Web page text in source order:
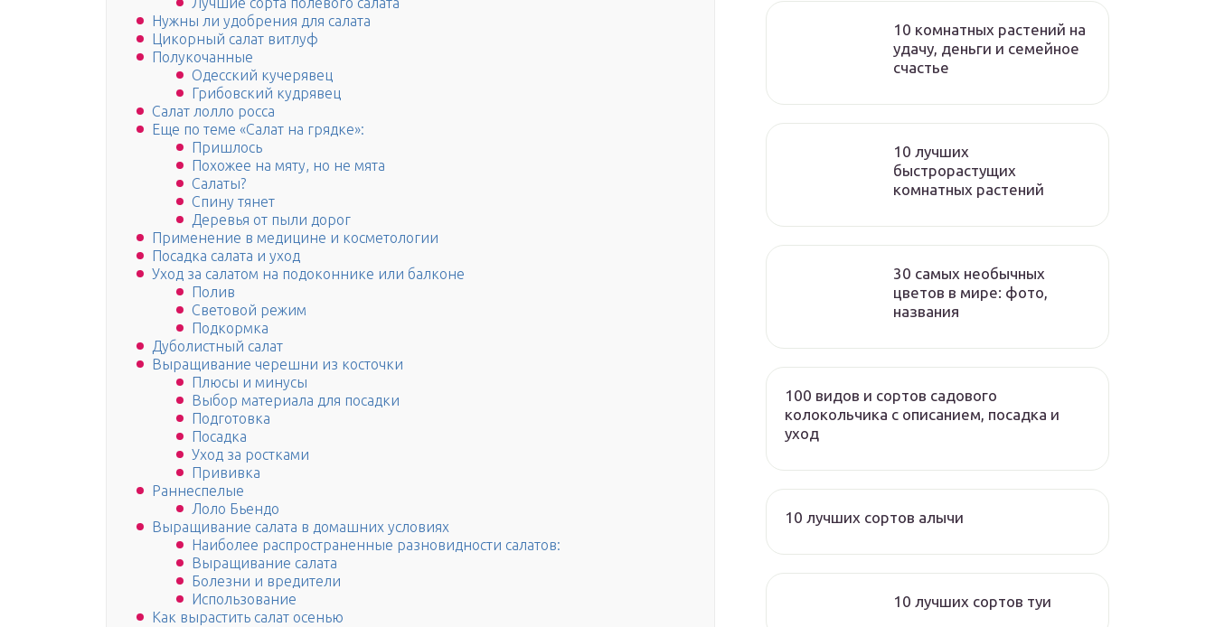
Нужны ли удобрения для салата
Цикорный салат витлуф
Полукочанные
Одесский кучерявец
Грибовский кудрявец
Салат лолло росса
Еще по теме «Салат на грядке»:
Пришлось
Похожее на мяту, но не мята
Салаты?
Спину тянет
Деревья от пыли дорог
Применение в медицине и косметологии
Посадка салата и уход
Уход за салатом на подоконнике или балконе
Полив
Световой режим
Подкормка
Дуболистный салат
Выращивание черешни из косточки
Плюсы и минусы
Выбор материала для посадки
Подготовка
Посадка
Уход за ростками
Прививка
Раннеспелые
Лоло Бьендо
Выращивание салата в домашних условиях
Наиболее распространенные разновидности салатов:
Выращивание салата
Болезни и вредители
Использование
Как вырастить салат осенью
10 комнатных растений на
удачу, деньги и семейное
счастье
10 лучших
быстрорастущих
комнатных растений
30 самых необычных
цветов в мире: фото,
названия
100 видов и сортов садового
колокольчика с описанием, посадка и
уход
10 лучших сортов алычи
10 лучших сортов туи